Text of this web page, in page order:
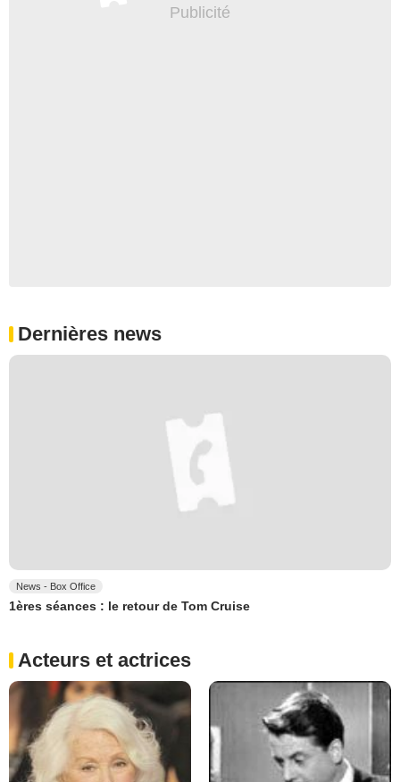
Dernières news
News - Box Office
1ères séances : le retour de Tom Cruise
Acteurs et actrices